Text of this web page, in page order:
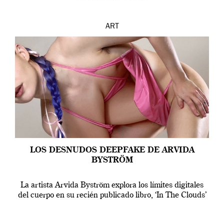
ART
LOS DESNUDOS DEEPFAKE DE ARVIDA
BYSTRÖM
La artista Arvida Byström explora los límites digitales
del cuerpo en su recién publicado libro, ‘In The Clouds’